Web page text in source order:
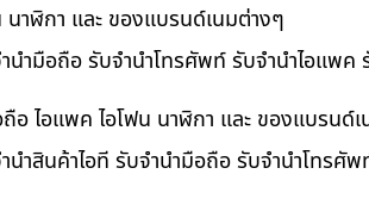
นาฬิกา และ ของแบรนด์เนมต่างๆ
ำมือถือ รับจำนำโทรศัพท์ รับจำนำไอแพค
อ ไอแพค ไอโฟน นาฬิกา และ ของแบรนด์
ำสินค้าไอที รับจำนำมือถือ รับจำนำโทรศั